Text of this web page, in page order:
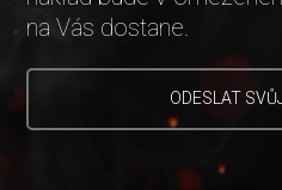
na Vás dostane.
ODESLAT